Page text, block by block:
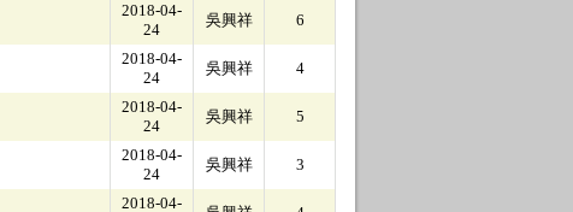
2018-04-
24
吳興祥 6
2018-04-
24
吳興祥 4
2018-04-
24
吳興祥 5
2018-04-
24
吳興祥 3
2018-04-